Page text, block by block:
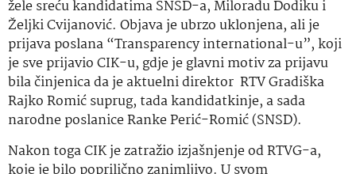
žele sreću kandidatima SNSD-a, Miloradu Dodiku i
Željki Cvijanović. Objava je ubrzo uklonjena, ali je
prijava poslana “Transparency international-u”, koji
je sve prijavio CIK-u, gdje je glavni motiv za prijavu
bila činjenica da je aktuelni direktor RTV Gradiška
Rajko Romić suprug, tada kandidatkinje, a sada
narodne poslanice Ranke Perić-Romić (SNSD).
Nakon toga CIK je zatražio izjašnjenje od RTVG-a,